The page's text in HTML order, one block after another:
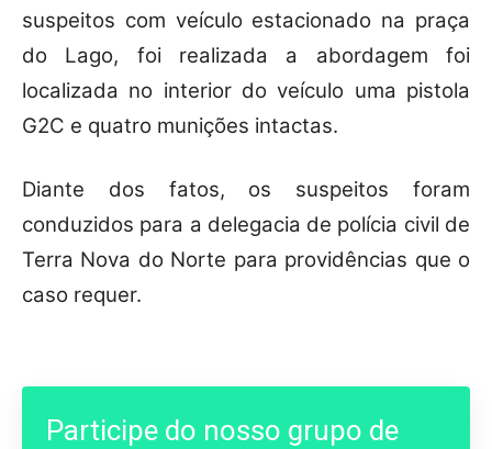
suspeitos com veículo estacionado na praça
do Lago, foi realizada a abordagem foi
localizada no interior do veículo uma pistola
G2C e quatro munições intactas.
Diante dos fatos, os suspeitos foram
conduzidos para a delegacia de polícia civil de
Terra Nova do Norte para providências que o
caso requer.
Participe do nosso grupo de